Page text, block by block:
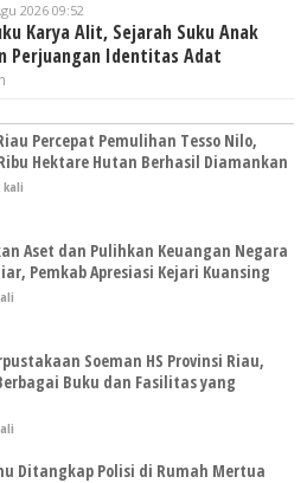
2026 09:52
Karya Alit, Sejarah Suku Anak
Perjuangan Identitas Adat
Percepat Pemulihan Tesso Nilo,
Hektare Hutan Berhasil Diamankan
kali
Aset dan Pulihkan Keuangan Negara
Pemkab Apresiasi Kejari Kuansing
Soeman HS Provinsi Riau,
Buku dan Fasilitas yang
Ditangkap Polisi di Rumah Mertua